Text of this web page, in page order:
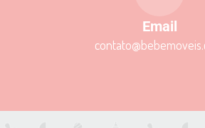
Email